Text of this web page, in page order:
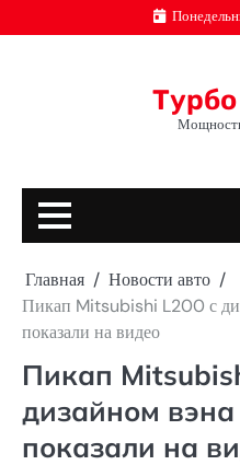
к
Главная
Новости авто
Пикап Mitsubishi L200 с
показали на видео
Пикап
дизайном
показали на